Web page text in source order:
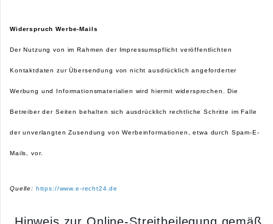
Widerspruch Werbe-Mails
Der Nutzung von im Rahmen der Impressumspflicht veröffentlichten
Kontaktdaten zur Übersendung von nicht ausdrücklich angeforderter
Werbung und Informationsmaterialien wird hiermit widersprochen. Die
Betreiber der Seiten behalten sich ausdrücklich rechtliche Schritte im Falle
der unverlangten Zusendung von Werbeinformationen, etwa durch Spam-E-
Mails, vor.
Quelle: https://www.e-recht24.de